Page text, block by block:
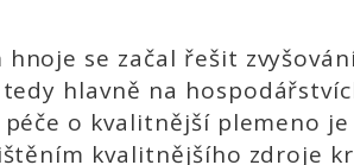
hnoje se začal řešit
hlavně na
péče o kvalitnější plemeno
kvalitnějšího zdroje